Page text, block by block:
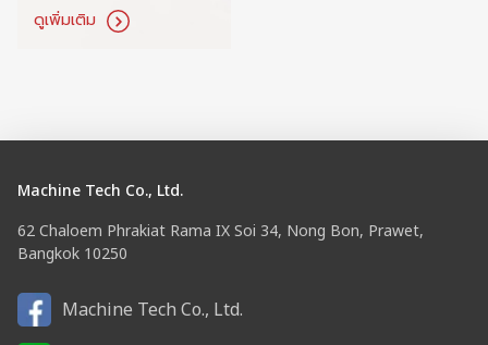
ดูเพิ่มเติม
Machine Tech Co., Ltd.
62 Chaloem Phrakiat Rama IX Soi 34, Nong Bon, Prawet,
Bangkok 10250
Machine Tech Co., Ltd.